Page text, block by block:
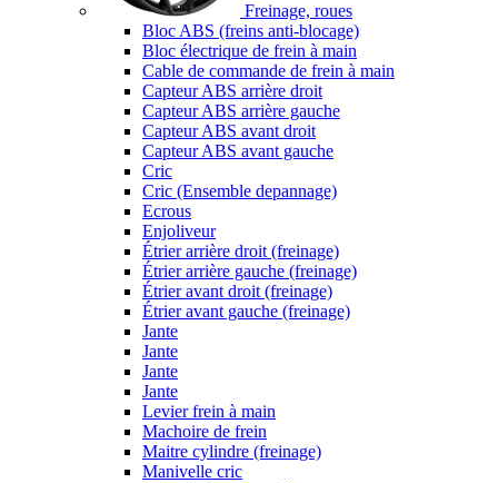
Freinage, roues
Bloc ABS (freins anti-blocage)
Bloc électrique de frein à main
Cable de commande de frein à main
Capteur ABS arrière droit
Capteur ABS arrière gauche
Capteur ABS avant droit
Capteur ABS avant gauche
Cric
Cric (Ensemble depannage)
Ecrous
Enjoliveur
Étrier arrière droit (freinage)
Étrier arrière gauche (freinage)
Étrier avant droit (freinage)
Étrier avant gauche (freinage)
Jante
Jante
Jante
Jante
Levier frein à main
Machoire de frein
Maitre cylindre (freinage)
Manivelle cric